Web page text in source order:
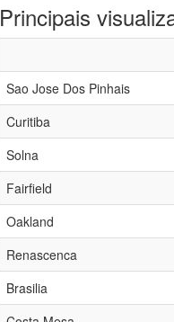
Principais
Sao Jose Dos Pinhais
Curitiba
Solna
Fairfield
Oakland
Renascenca
Brasilia